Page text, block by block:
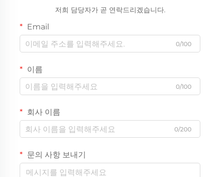
저희 담당자가 곧 연락드리겠습니다.
Email
0/100
이름
0/100
회사 이름
0/200
문의 사항 보내기